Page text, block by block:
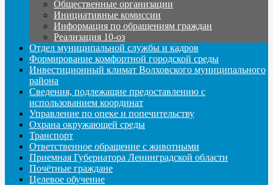
Общественные организации
Инициативные комиссии
Информация по обращениям граждан
Реализация 10-оз
Отдел муниципальной службы и кадров
Формирование комфортной городской среды
Инвестиционный климат Волховского муниципального
района
Сведения, подлежащие предоставлению с
использованием координат
Управление по опеке и попечительству
Охрана окружающей среды
Транспорт
Ответственное обращение с животными
Приемная Губернатора Ленинградской области
Почётные граждане
Целевое обучение